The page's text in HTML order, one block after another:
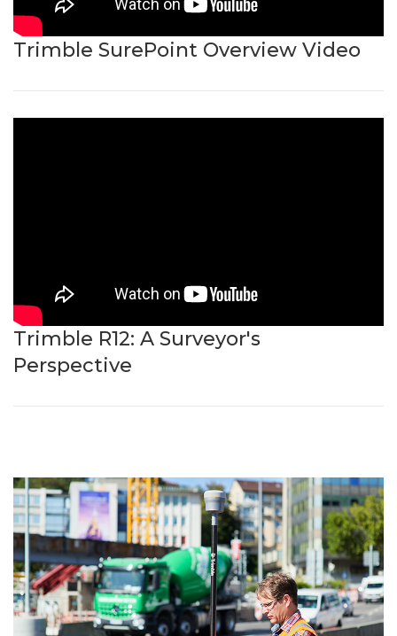
Trimble SurePoint Overview Video
Trimble R12: A Surveyor's
Perspective